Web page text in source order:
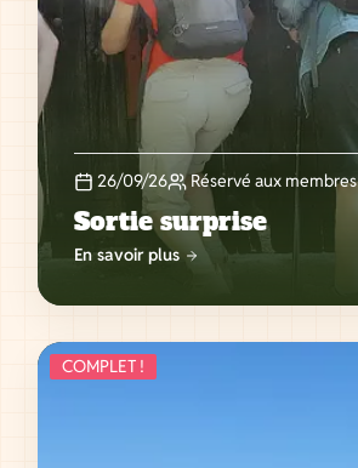
26/09/26 Réservé aux membres
Sortie surprise
En savoir plus
COMPLET !